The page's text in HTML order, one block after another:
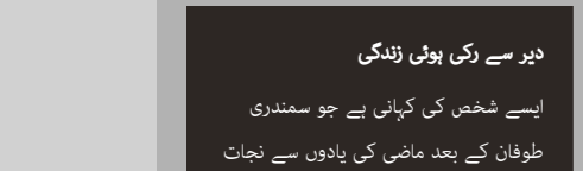
دیر سے رکی ہوئی زندگی
ایسے شخص کی کہانی ہے جو سمندری
طوفان کے بعد ماضی کی یادوں سے نجات